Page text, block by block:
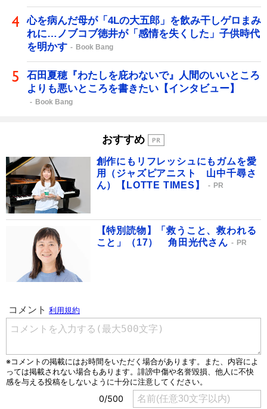
心を病んだ母が「4Lの大五郎」を飲み干しゲロまみ
れに…ノブコブ徳井が「感情を失くした」子供時代
を明かす
Book Bang
石田夏穂『わたしを庇わないで』人間のいいところ
よりも悪いところを書きたい【インタビュー】
Book Bang
おすすめ
創作にもリフレッシュにもガムを愛
用（ジャズピアニスト 山中千尋さ
ん）【LOTTE TIMES】
PR
【特別読物】「救うこと、救われる
こと」（17） 角田光代さん
PR